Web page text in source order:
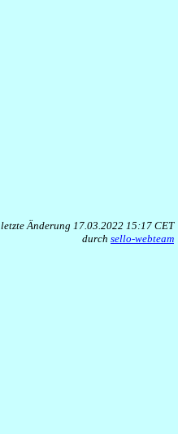
letzte Änderung 17.03.2022 15:17 CET
durch sello-webteam